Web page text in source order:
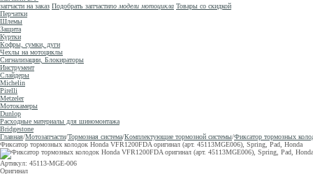
запчасти на заказ Подобрать запчастипо модели мотоцикла Товары со скидкой
Перчатки
Шлемы
Защита
Куртки
Кофры, сумки, дуги
Чехлы на мотоциклы
Сигнализации, Блокираторы
Инструмент
Слайдеры
Michelin
Pirelli
Metzeler
Мотокамеры
Dunlop
Расходные материалы для шиномонтажа
Bridgestone
Главная/Мотозапчасти/Тормозная система/Комплектующие тормозной системы/Фиксатор тормозных
Фиксатор тормозных колодок Honda VFR1200FDA оригинал (арт. 45113MGE006), Spring, Pad, Honda
Артикул: 45113-MGE-006
Оригинал